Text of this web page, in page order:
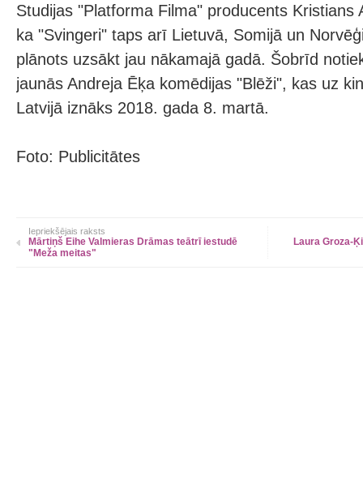
Studijas "Platforma Filma" producents Kristians
ka "Svingeri" taps arī Lietuvā, Somijā un
plānots uzsākt jau nākamajā gadā. Šobrīd
jaunās Andreja Ēķa komēdijas "Blēži", kas uz
Latvijā iznāks 2018. gada 8. martā.
Foto: Publicitātes
Iepriekšējais raksts
Mārtiņš Eihe Valmieras Drāmas teātrī iestudē
"Meža meitas"
Laura Groza-